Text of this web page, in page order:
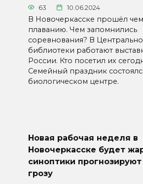
63 10.06.2024
В Новочеркасске прошёл
плаванию. Чем запомнились
соревнования? В
библиотеки работают
России. Кто посетил их
Семейный праздник
биологическом центре.
Новая рабочая неделя в
Новочеркасске будет
синоптики
грозу